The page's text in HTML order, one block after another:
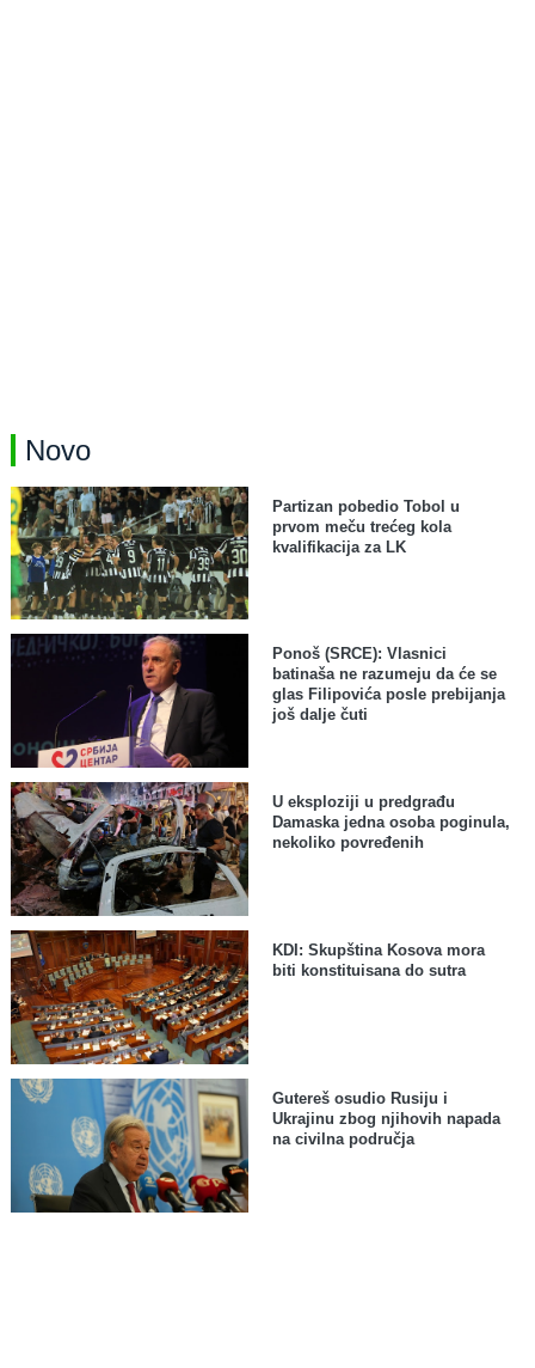
Novo
Partizan pobedio Tobol u
prvom meču trećeg kola
kvalifikacija za LK
Ponoš (SRCE): Vlasnici
batinaša ne razumeju da će se
glas Filipovića posle prebijanja
još dalje čuti
U eksploziji u predgrađu
Damaska jedna osoba poginula,
nekoliko povređenih
KDI: Skupština Kosova mora
biti konstituisana do sutra
Gutereš osudio Rusiju i
Ukrajinu zbog njihovih napada
na civilna područja